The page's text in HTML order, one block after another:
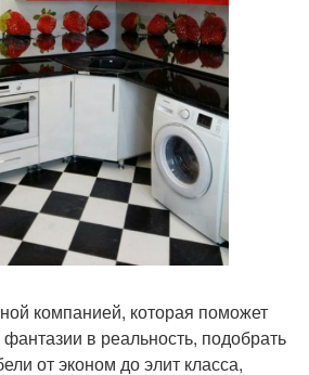
компанией, которая поможет
в реальность, подобрать
от эконом до элит класса,